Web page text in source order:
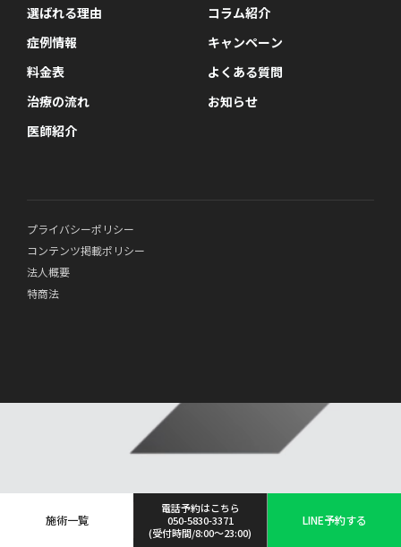
施術一覧
電話予約はこちら
050-5830-3371
(受付時間/8:00〜23:00)
LINE予約する
AGA治療
医療脱毛
しわ・たるみ・ほうれい線
性病検査
FINクリニック 新宿院
選ばれる理由
症例情報
料金表
治療の流れ
医師紹介
コラム紹介
キャンペーン
よくある質問
お知らせ
プライバシーポリシー
コンテンツ掲載ポリシー
法人概要
特商法